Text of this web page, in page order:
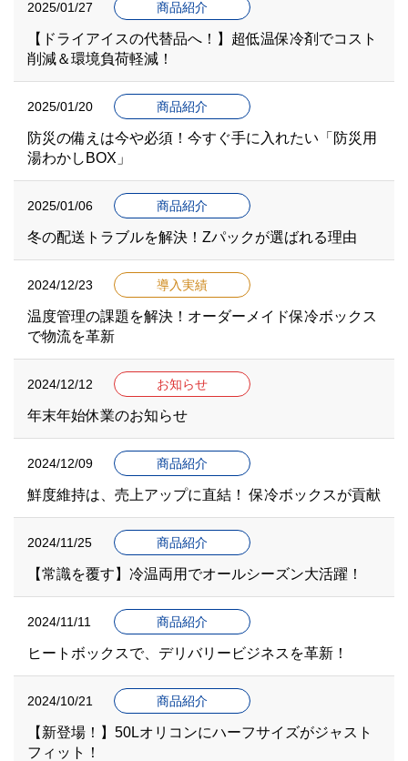
2025/01/27 商品紹介
【ドライアイスの代替品へ！】超低温保冷剤でコスト
削減＆環境負荷軽減！
2025/01/20 商品紹介
防災の備えは今や必須！今すぐ手に入れたい「防災用
湯わかしBOX」
2025/01/06 商品紹介
冬の配送トラブルを解決！Zパックが選ばれる理由
2024/12/23 導入実績
温度管理の課題を解決！オーダーメイド保冷ボックス
で物流を革新
2024/12/12 お知らせ
年末年始休業のお知らせ
2024/12/09 商品紹介
鮮度維持は、売上アップに直結！ 保冷ボックスが貢献
2024/11/25 商品紹介
【常識を覆す】冷温両用でオールシーズン大活躍！
2024/11/11 商品紹介
ヒートボックスで、デリバリービジネスを革新！
2024/10/21 商品紹介
【新登場！】50Lオリコンにハーフサイズがジャスト
フィット！